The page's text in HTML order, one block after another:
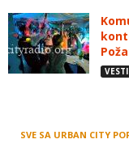
VESTI
SVE SA URBAN CITY